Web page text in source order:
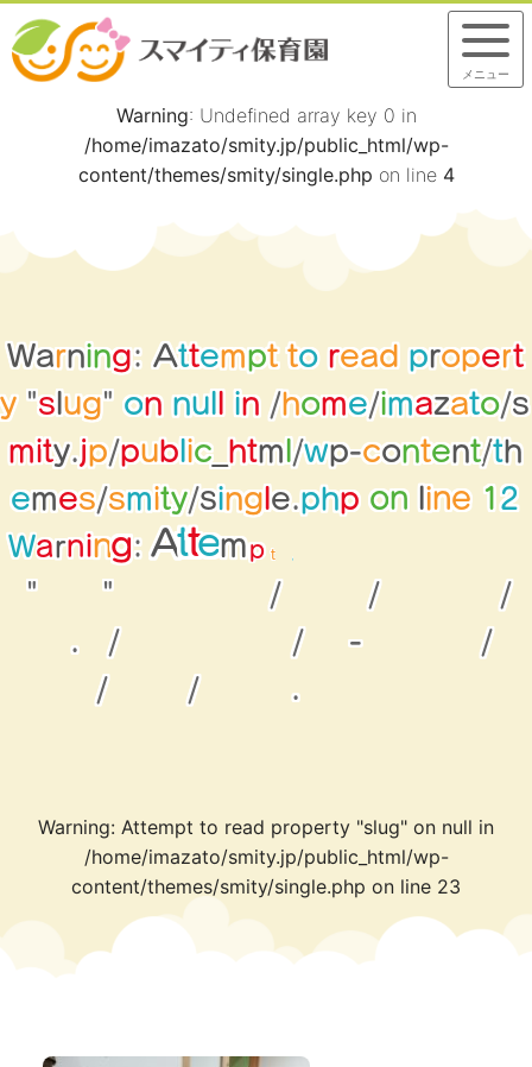
Warning: Undefined array key 0 in
/home/imazato/smity.jp/public_html/wp-
content/themes/smity/single.php on line 4
Warning:Attempt to read propert
y"s ug"on nu in/home/imazato/s
mity.jp/publ ic_ html /wp-content/th
emes/smity/sing e.php on ine 12
Warning:Attempt
" " / /
/
.
/ / -
/
/
/ .
Warning: Attempt to read property "slug" on null in
/home/imazato/smity.jp/public_html/wp-
content/themes/smity/single.php on line 23
メニュー